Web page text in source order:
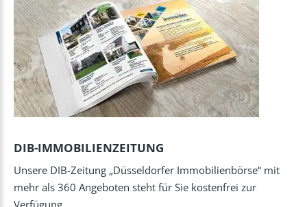
DIB-IMMOBILIENZEITUNG
Unsere DIB-Zeitung „Düsseldorfer Immobilienbörse“ mit
mehr als 360 Angeboten steht für Sie kostenfrei zur
Verfügung.